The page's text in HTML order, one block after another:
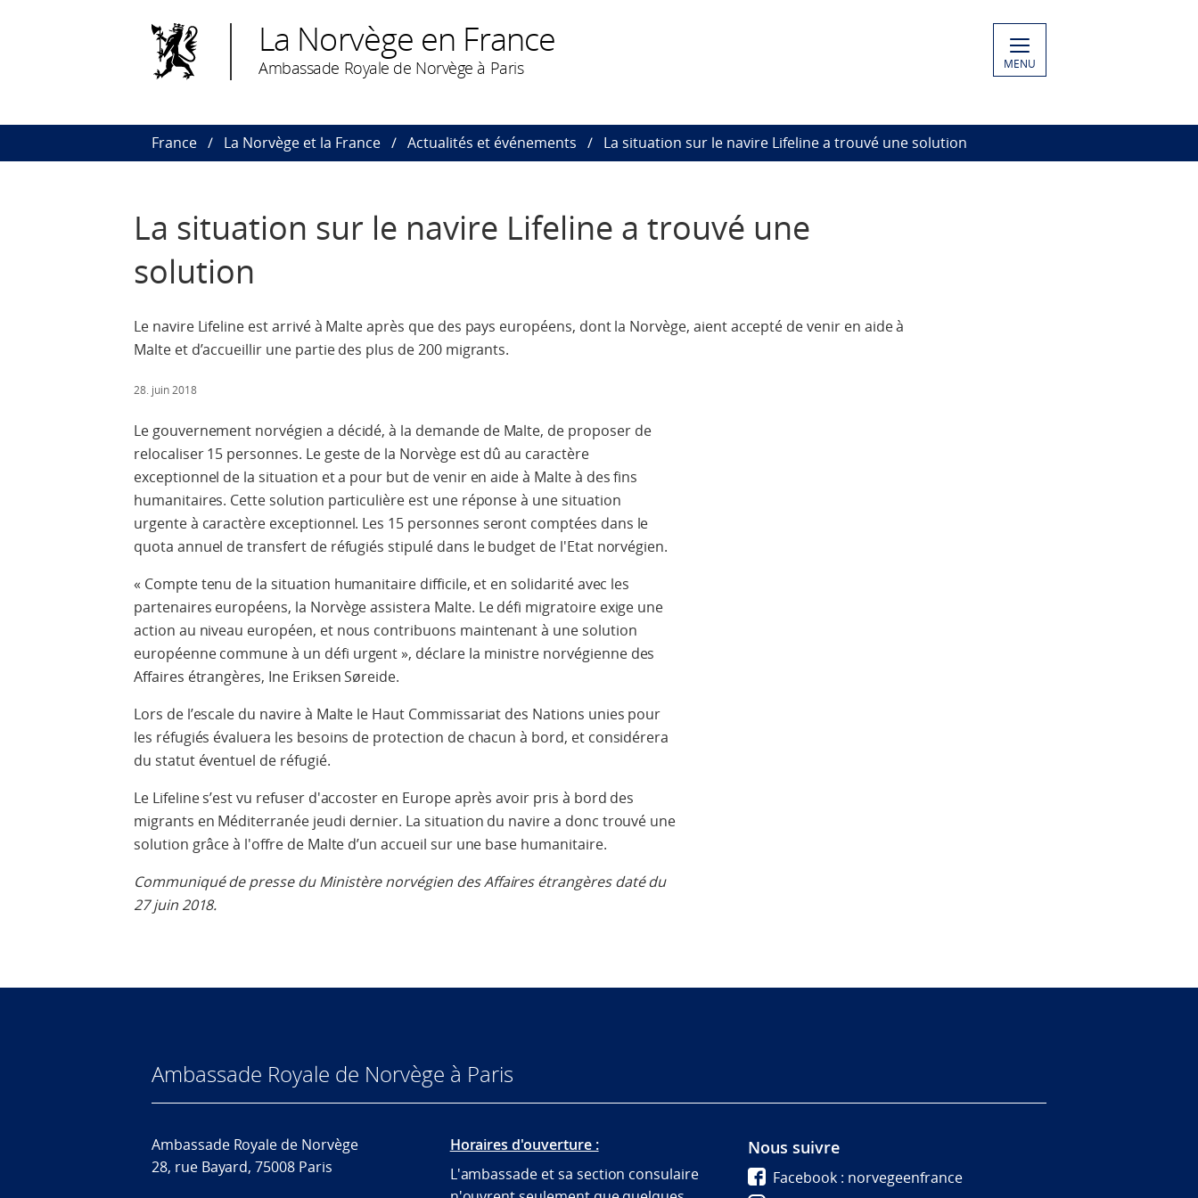
La Norvège en France
Ambassade Royale de Norvège à Paris MENU
France La Norvège et la France Actualités et événements La situation sur le navire Lifeline a trouvé une solution
La situation sur le navire Lifeline a trouvé une
solution
Le navire Lifeline est arrivé à Malte après que des pays européens, dont la Norvège, aient accepté de venir en aide à
Malte et d’accueillir une partie des plus de 200 migrants.
28. juin 2018
Le gouvernement norvégien a décidé, à la demande de Malte, de proposer de
relocaliser 15 personnes. Le geste de la Norvège est dû au caractère
exceptionnel de la situation et a pour but de venir en aide à Malte à des fins
humanitaires. Cette solution particulière est une réponse à une situation
urgente à caractère exceptionnel. Les 15 personnes seront comptées dans le
quota annuel de transfert de réfugiés stipulé dans le budget de l'Etat norvégien.
« Compte tenu de la situation humanitaire difficile, et en solidarité avec les
partenaires européens, la Norvège assistera Malte. Le défi migratoire exige une
action au niveau européen, et nous contribuons maintenant à une solution
européenne commune à un défi urgent », déclare la ministre norvégienne des
Affaires étrangères, Ine Eriksen Søreide.
Lors de l’escale du navire à Malte le Haut Commissariat des Nations unies pour
les réfugiés évaluera les besoins de protection de chacun à bord, et considérera
du statut éventuel de réfugié.
Le Lifeline s’est vu refuser d'accoster en Europe après avoir pris à bord des
migrants en Méditerranée jeudi dernier. La situation du navire a donc trouvé une
solution grâce à l'offre de Malte d’un accueil sur une base humanitaire.
Communiqué de presse du Ministère norvégien des Affaires étrangères daté du
27 juin 2018.
Ambassade Royale de Norvège à Paris
Ambassade Royale de Norvège
28, rue Bayard, 75008 Paris
Horaires d'ouverture :
L'ambassade et sa section consulaire
Nous suivre
Facebook : norvegeenfrance